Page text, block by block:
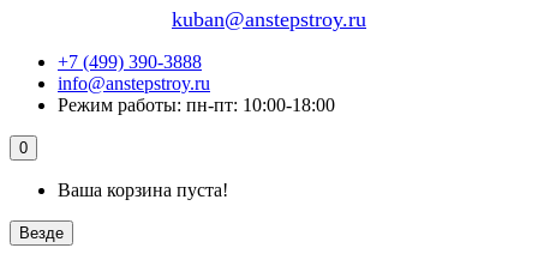
kuban@anstepstroy.ru
+7 (499) 390-3888
info@anstepstroy.ru
Режим работы: пн-пт: 10:00-18:00
0
Ваша корзина пуста!
Везде